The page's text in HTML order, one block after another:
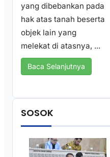
yang dibebankan pada
hak atas tanah beserta
objek lain yang
melekat di atasnya, ...
Baca Selanjutnya
SOSOK